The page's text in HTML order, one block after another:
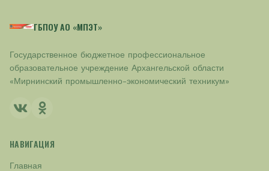
ГБПОУ АО «МПЭТ»
Государственное бюджетное профессиональное
образовательное учреждение Архангельской области
«Мирнинский промышленно-экономический техникум»
НАВИГАЦИЯ
Главная